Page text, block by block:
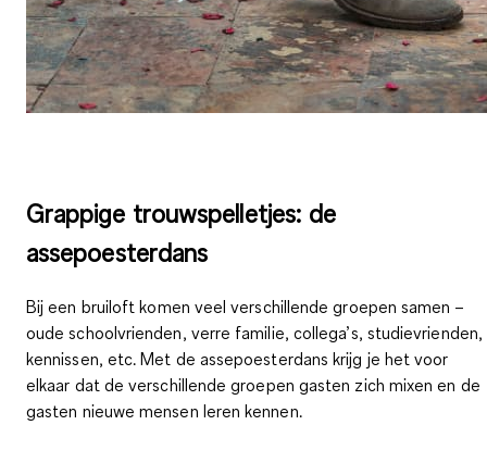
Grappige trouwspelletjes: de
assepoesterdans
Bij een bruiloft komen veel verschillende groepen samen –
oude schoolvrienden, verre familie, collega’s, studievrienden,
kennissen, etc. Met de assepoesterdans krijg je het voor
elkaar dat deverschillende groepen gasten zich mixen en de
gasten nieuwe mensen leren kennen.